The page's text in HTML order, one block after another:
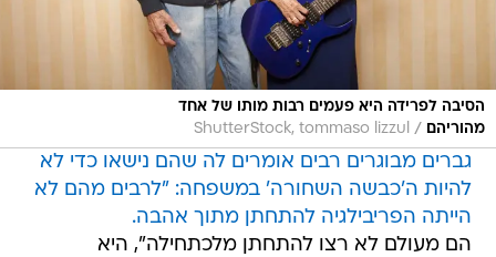
הסיבה לפרידה היא פעמים רבות מותו של אחד
מהוריהם
/
ShutterStock, tommaso lizzul
גברים מבוגרים רבים אומרים לה שהם נישאו כדי לא
להיות ה'כבשה השחורה' במשפחה: "לרבים מהם לא
הייתה הפריבילגיה להתחתן מתוך אהבה.
הם מעולם לא רצו להתחתן מלכתחילה", היא